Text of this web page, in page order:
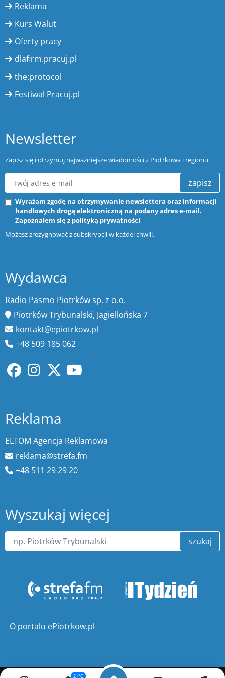
Reklama
Kurs Walut
Oferty pracy
dlafirm.pracuj.pl
the:protocol
Festiwal Pracuj.pl
Newsletter
Zapisz się i otrzymuj najważniejsze wiadomości z Piotrkowa i regionu.
zapisz
Wyrażam zgodę na otrzymywanie newslettera oraz informacji
handlowych drogą elektroniczną na podany adres e-mail.
Zapoznałem się z polityką prywatności
Możesz zrezygnować z subskrypcji w każdej chwili.
Wydawca
Radio Pasmo Piotrków sp. z o.o.
Piotrków Trybunalski, Jagiellońska 7
kontakt@epiotrkow.pl
+48 509 185 062
Reklama
ELTOM Agencja Reklamowa
reklama@strefa.fm
+48 511 29 29 20
Wyszukaj więcej
szukaj
O portalu ePiotrkow.pl
21°C